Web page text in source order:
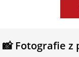
📸 Fotografie z